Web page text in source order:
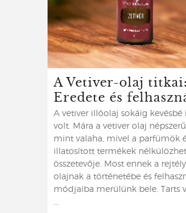
A Vetiver-olaj titkai:
Eredete és
A vetiver illóolaj sokáig kevésbé
volt. Mára a vetiver olaj
mint valaha, mivel a parfümök
illatosított termékek
összetevője. Most ennek a
olajnak a történetébe és
módjaiba merülünk bele. Tarts
...